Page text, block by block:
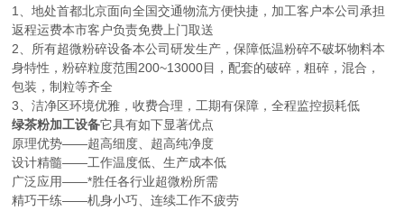
1、地处首都北京面向全国交通物流方便快捷，加工客户本公司承担
返程运费本市客户负责免费上门取送
2、所有超微粉碎设备本公司研发生产，保障低温粉碎不破坏物料本
身特性，粉碎粒度范围200~13000目，配套的破碎，粗碎，混合，
包装，制粒等齐全
3、洁净区环境优雅，收费合理，工期有保障，全程监控损耗低
绿茶粉加工设备它具有如下显著优点
原理优势——超高细度、超高纯净度
设计精髓——工作温度低、生产成本低
广泛应用——*胜任各行业超微粉所需
精巧干练——机身小巧、连续工作不疲劳